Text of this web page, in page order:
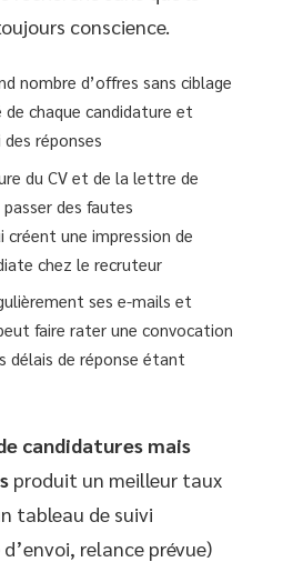
conscience.
nombre d’offres sans ciblage
chaque candidature et
réponses
du CV et de la lettre de
des fautes
créent une impression de
chez le recruteur
ses e-mails et
faire rater une convocation
délais de réponse étant
candidatures mais
produit un meilleur taux
tableau de suivi
relance prévue)